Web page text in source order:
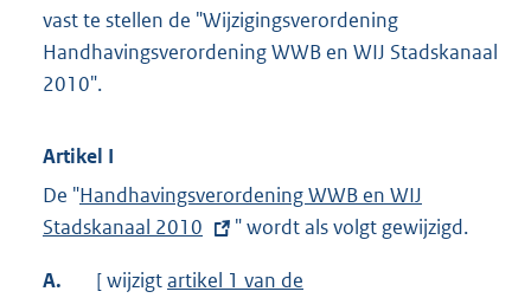
l
vast te stellen de "Wijzigingsverordening
Handhavingsverordening WWB en WIJ Stadskanaal
2010".
Artikel I
De "E
x
Handhavingsverordening WWB en WIJ
Stadskanaal 2010
" wordt als volgt gewijzigd.
A. [ wijzigtE
artikel 1 van de